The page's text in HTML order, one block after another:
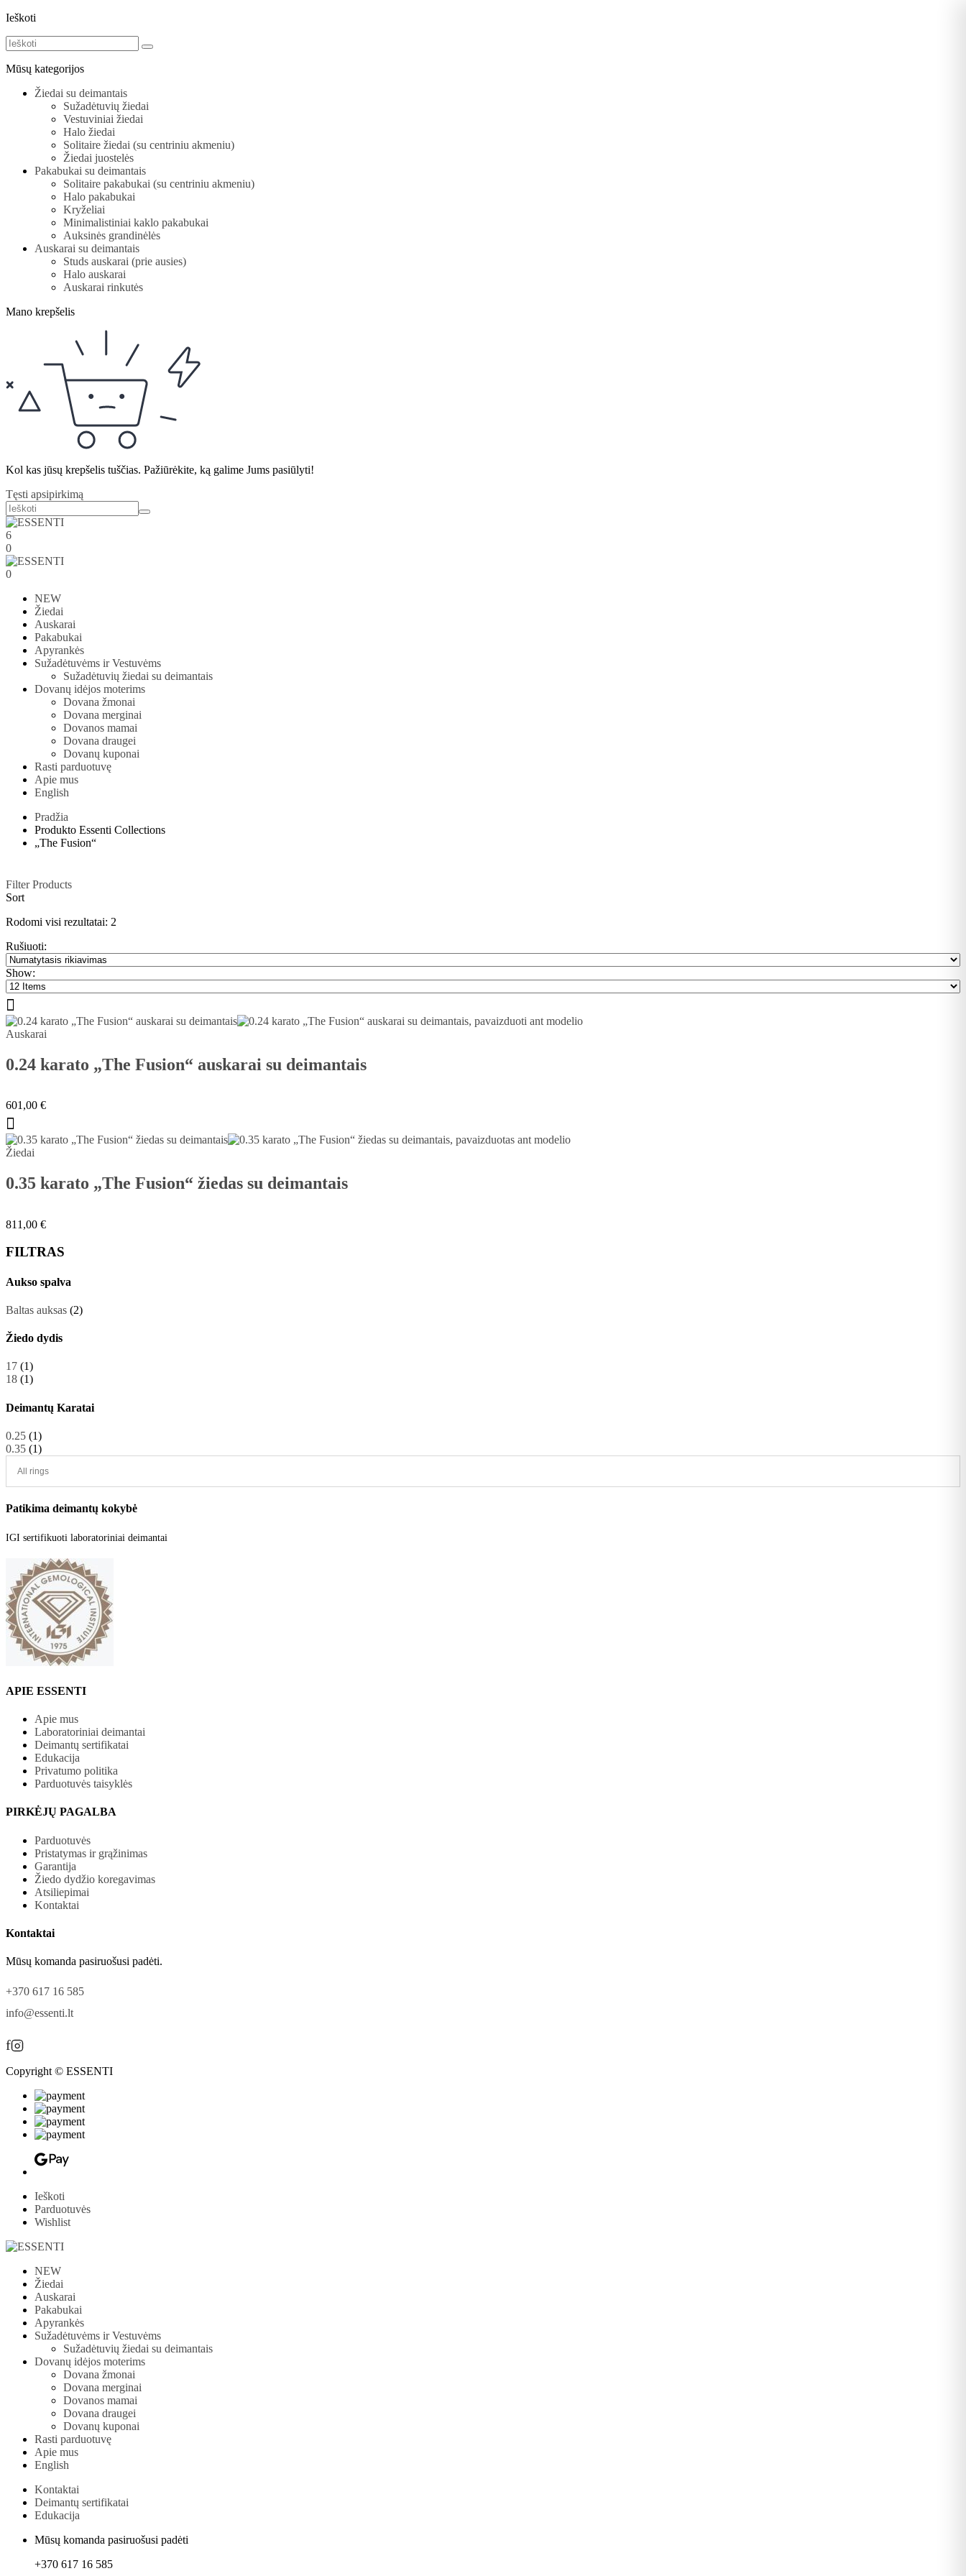
Ieškoti
Mūsų kategorijos
Žiedai su deimantais
Sužadėtuvių žiedai
Vestuviniai žiedai
Halo žiedai
Solitaire žiedai (su centriniu akmeniu)
Žiedai juostelės
Pakabukai su deimantais
Solitaire pakabukai (su centriniu akmeniu)
Halo pakabukai
Kryželiai
Minimalistiniai kaklo pakabukai
Auksinės grandinėlės
Auskarai su deimantais
Studs auskarai (prie ausies)
Halo auskarai
Auskarai rinkutės
Mano krepšelis
Kol kas jūsų krepšelis tuščias. Pažiūrėkite, ką galime Jums pasiūlyti!
Tęsti apsipirkimą
6
0
0
NEW
Žiedai
Auskarai
Pakabukai
Apyrankės
Sužadėtuvėms ir Vestuvėms
Sužadėtuvių žiedai su deimantais
Dovanų idėjos moterims
Dovana žmonai
Dovana merginai
Dovanos mamai
Dovana draugei
Dovanų kuponai
Rasti parduotuvę
Apie mus
English
Pradžia
Produkto Essenti Collections
„The Fusion“
Filter Products
Sort
Rodomi visi rezultatai: 2
Rušiuoti:
Show:
Auskarai
0.24 karato „The Fusion“ auskarai su deimantais
601,00 €
This
has
multiple
options
be
on
product
Žiedai
0.35 karato „The Fusion“ žiedas su deimantais
811,00 €
FILTRAS
Aukso spalva
Baltas auksas (2)
Žiedo dydis
17 (1)
18 (1)
Deimantų Karatai
0.25 (1)
0.35 (1)
Patikima deimantų kokybė
IGI sertifikuoti laboratoriniai deimantai
APIE ESSENTI
Apie mus
Laboratoriniai deimantai
Deimantų sertifikatai
Edukacija
Privatumo politika
Parduotuvės taisyklės
PIRKĖJŲ PAGALBA
Parduotuvės
Pristatymas ir grąžinimas
Garantija
Žiedo dydžio koregavimas
Atsiliepimai
Kontaktai
Kontaktai
Mūsų komanda pasiruošusi padėti.
+370 617 16 585
info@essenti.lt
f
Copyright © ESSENTI
Ieškoti
Parduotuvės
Wishlist
NEW
Žiedai
Auskarai
Pakabukai
Apyrankės
Sužadėtuvėms ir Vestuvėms
Sužadėtuvių žiedai su deimantais
Dovanų idėjos moterims
Dovana žmonai
Dovana merginai
Dovanos mamai
Dovana draugei
Dovanų kuponai
Rasti parduotuvę
Apie mus
English
Kontaktai
Deimantų sertifikatai
Edukacija
Mūsų komanda pasiruošusi padėti
+370 617 16 585